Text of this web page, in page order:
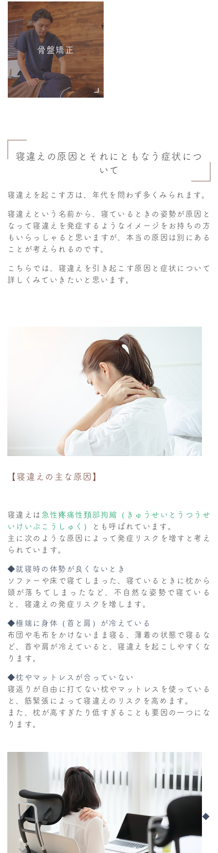
骨盤矯正
寝違えの原因とそれにともなう症状につ
いて
寝違えを起こす方は、年代を問わず多くみられます。
寝違えという名前から、寝ているときの姿勢が原因と
なって寝違えを発症するようなイメージをお持ちの方
もいらっしゃると思いますが、本当の原因は別にある
ことが考えられるのです。
こちらでは、寝違えを引き起こす原因と症状について
詳しくみていきたいと思います。
【寝違えの主な原因】
寝違えは 急性疼痛性頚部拘縮（きゅうせいとうつうせ
いけいぶこうしゅく）
とも呼ばれています。
主に次のような原因によって発症リスクを増すと考え
られています。
◆就寝時の体勢が良くないとき
ソファーや床で寝てしまった、寝ているときに枕から
頭が落ちてしまったなど、不自然な姿勢で寝ている
と、寝違えの発症リスクを増します。
◆極端に身体（首と肩）が冷えている
布団や毛布をかけないまま寝る、薄着の状態で寝るな
ど、首や肩が冷えていると、寝違えを起こしやすくな
ります。
◆枕やマットレスが合っていない
寝返りが自由に打てない枕やマットレスを使っている
と、筋緊張によって寝違えのリスクを高めます。
また、枕が高すぎたり低すぎることも要因の一つにな
ります。
◆